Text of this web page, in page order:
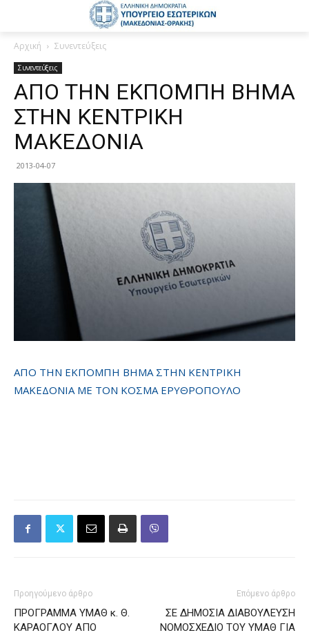
Αρχική Συνεντεύξεις
Συνεντεύξεις
ΑΠΟ ΤΗΝ ΕΚΠΟΜΠΗ ΒΗΜΑ
ΣΤΗΝ ΚΕΝΤΡΙΚΗ
ΜΑΚΕΔΟΝΙΑ
2013-04-07
ΑΠΟ ΤΗΝ ΕΚΠΟΜΠΗ ΒΗΜΑ ΣΤΗΝ ΚΕΝΤΡΙΚΗ
ΜΑΚΕΔΟΝΙΑ ΜΕ ΤΟΝ ΚΟΣΜΑ ΕΡΥΘΡΟΠΟΥΛΟ
Προηγούμενο άρθρο
ΠΡΟΓΡΑΜΜΑ ΥΜΑΘ κ. Θ.
ΚΑΡΑΟΓΛΟΥ ΑΠΟ
Επόμενο άρθρο
ΣΕ ΔΗΜΟΣΙΑ ΔΙΑΒΟΥΛΕΥΣΗ
ΝΟΜΟΣΧΕΔΙΟ ΤΟΥ ΥΜΑΘ ΓΙΑ